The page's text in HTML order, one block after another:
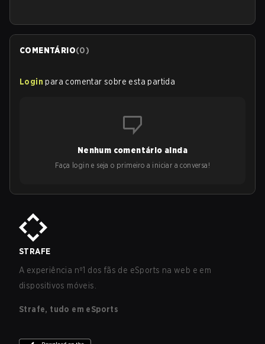
COMENTÁRIO(0)
Login para comentar sobre esta partida
Nenhum comentário ainda
Faça login e seja o primeiro a iniciar a conversa!
STRAFE
A experiência nº1 dos fãs de eSports na web e em
dispositivos móveis.
Strafe, tudo em eSports